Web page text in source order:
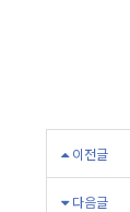
이전글
다음글